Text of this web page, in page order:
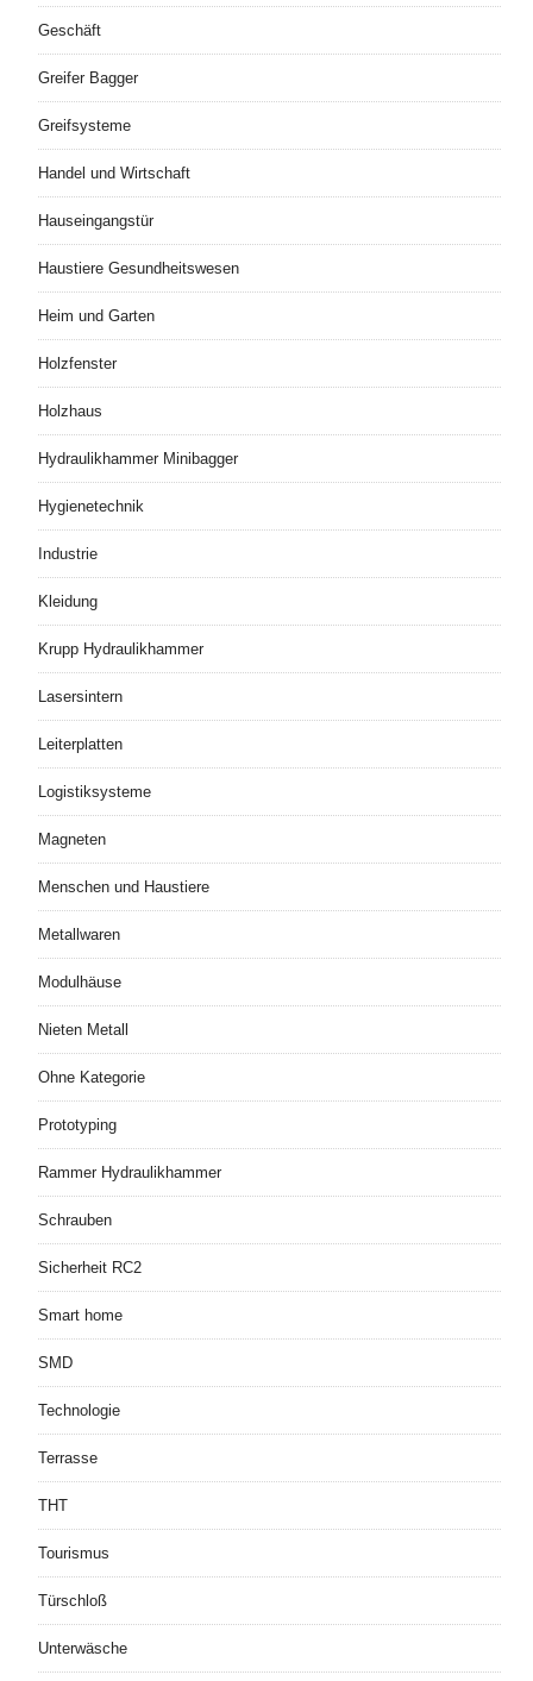
Geschäft
Greifer Bagger
Greifsysteme
Handel und Wirtschaft
Hauseingangstür
Haustiere Gesundheitswesen
Heim und Garten
Holzfenster
Holzhaus
Hydraulikhammer Minibagger
Hygienetechnik
Industrie
Kleidung
Krupp Hydraulikhammer
Lasersintern
Leiterplatten
Logistiksysteme
Magneten
Menschen und Haustiere
Metallwaren
Modulhäuse
Nieten Metall
Ohne Kategorie
Prototyping
Rammer Hydraulikhammer
Schrauben
Sicherheit RC2
Smart home
SMD
Technologie
Terrasse
THT
Tourismus
Türschloß
Unterwäsche